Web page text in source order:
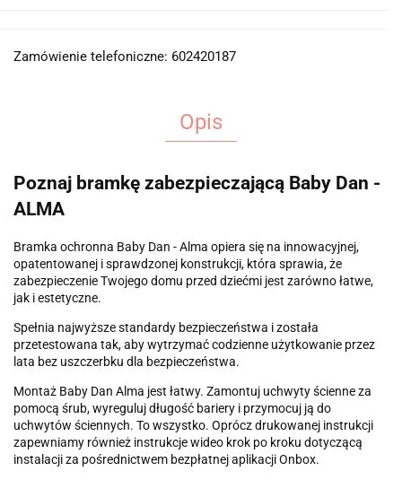
Zamówienie telefoniczne: 602420187
Opis
Poznaj bramkę zabezpieczającą Baby Dan -
ALMA
Bramka ochronna Baby Dan - Alma opiera się na innowacyjnej,
opatentowanej i sprawdzonej konstrukcji, która sprawia, że ​​
zabezpieczenie Twojego domu przed dziećmi jest zarówno łatwe,
jak i estetyczne.
Spełnia najwyższe standardy bezpieczeństwa i została
przetestowana tak, aby wytrzymać codzienne użytkowanie przez
lata bez uszczerbku dla bezpieczeństwa.
Montaż Baby Dan Alma jest łatwy. Zamontuj uchwyty ścienne za
pomocą śrub, wyreguluj długość bariery i przymocuj ją do
uchwytów ściennych. To wszystko. Oprócz drukowanej instrukcji
zapewniamy również instrukcje wideo krok po kroku dotyczącą
instalacji za pośrednictwem bezpłatnej aplikacji Onbox.